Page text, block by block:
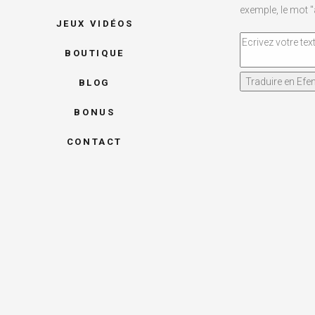
JEUX VIDÉOS
BOUTIQUE
BLOG
BONUS
CONTACT
exemple, le mot